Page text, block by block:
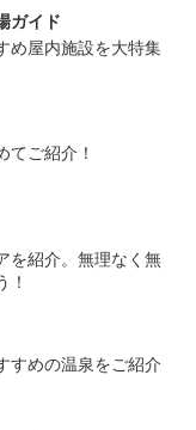
ガイド
め屋内施設を大特集
てご紹介！
を紹介。無理なく無
！
すめの温泉をご紹介